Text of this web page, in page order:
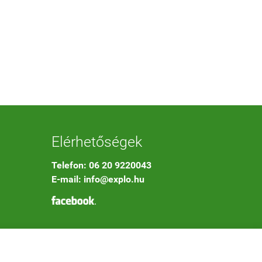
Elérhetőségek
Telefon: 06 20 9220043
E-mail: info@explo.hu